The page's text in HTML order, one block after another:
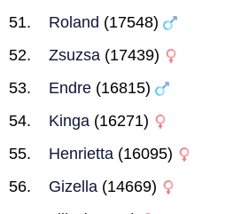
Roland (17548)
Zsuzsa (17439)
Endre (16815)
Kinga (16271)
Henrietta (16095)
Gizella (14669)